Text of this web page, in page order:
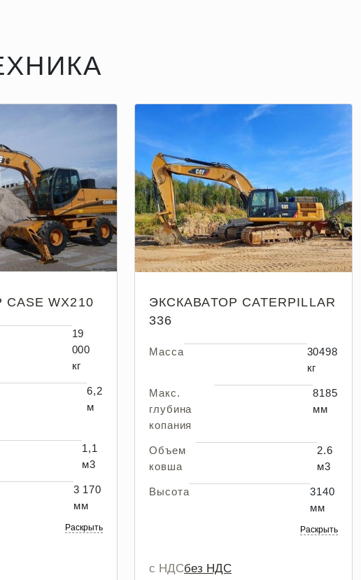
WX210
19
000
кг
6,2
м
1,1
м3
3 170
мм
Раскрыть
ЭКСКАВАТОР CATERPILLAR
336
Масса
30498
кг
Макс.
глубина
копания
8185
мм
Объем
ковша
2.6
м3
Высота
3140
мм
Раскрыть
с НДСбез НДС